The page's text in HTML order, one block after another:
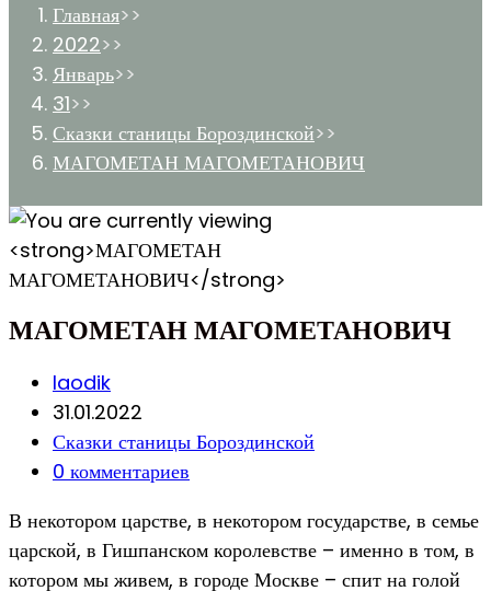
Главная>>
2022>>
Январь>>
31>>
Сказки станицы Бороздинской>>
МАГОМЕТАН МАГОМЕТАНОВИЧ
МАГОМЕТАН МАГОМЕТАНОВИЧ
Post
author:
laodik
Запись
опубликована:
31.01.2022
Post
category:
Сказки станицы Бороздинской
Post
0 комментариев
В некотором царстве, в некотором государстве, в семье
царской, в Гишпанском королевстве – именно в том, в
котором мы живем, в городе Москве – спит на голой